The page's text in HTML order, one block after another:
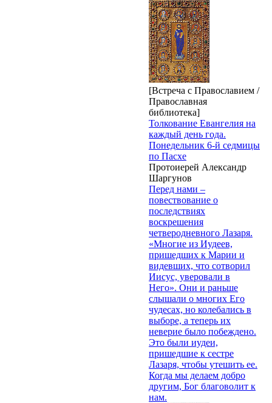
[Встреча с Православием /
Православная
библиотека]
Толкование Евангелия на
каждый день года.
Понедельник 6-й седмицы
по Пасхе
Протоиерей Александр
Шаргунов
Перед нами –
повествование о
последствиях
воскрешения
четверодневного Лазаря.
«Многие из Иудеев,
пришедших к Марии и
видевших, что сотворил
Иисус, уверовали в
Него». Они и раньше
слышали о многих Его
чудесах, но колебались в
выборе, а теперь их
неверие было побеждено.
Это были иудеи,
пришедшие к сестре
Лазаря, чтобы утешить ее.
Когда мы делаем добро
другим, Бог благоволит к
нам.